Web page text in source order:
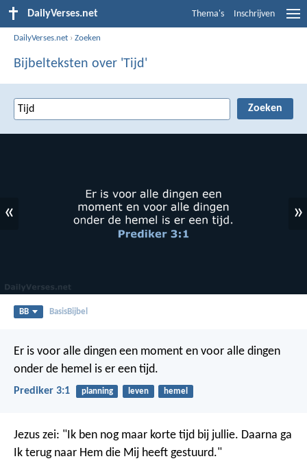
DailyVerses.net Thema's Inschrijven
DailyVerses.net ›Zoeken
Bijbelteksten over 'Tijd'
« »
BB BasisBijbel
Er is voor alle dingen een moment en voor alle dingen
onder de hemel is er een tijd.
Prediker 3:1 planning leven hemel
Jezus zei: "Ik ben nog maar korte tijd bij jullie. Daarna ga
Ik terug naar Hem die Mij heeft gestuurd."